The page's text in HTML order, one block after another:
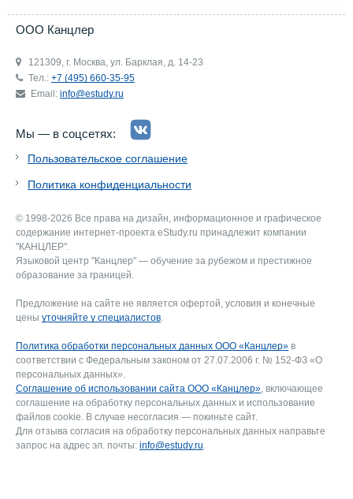
ООО Канцлер
121309, г. Москва, ул. Барклая, д. 14-23
Тел.: +7 (495) 660-35-95
Email: info@estudy.ru
Мы — в соцсетях:
Пользовательское соглашение
Политика конфиденциальности
© 1998-2026 Все права на дизайн, информационное и графическое
содержание интернет-проекта eStudy.ru принадлежит компании
"КАНЦЛЕР".
Языковой центр "Канцлер" — обучение за рубежом и престижное
образование за границей.
Предложение на сайте не является офертой, условия и конечные
цены уточняйте у специалистов.
Политика обработки персональных данных ООО «Канцлер» в
соответствии с Федеральным законом от 27.07.2006 г. № 152-ФЗ «О
персональных данных».
Соглашение об использовании сайта ООО «Канцлер», включающее
соглашение на обработку персональных данных и использование
файлов cookie. В случае несогласия — покиньте сайт.
Для отзыва согласия на обработку персональных данных направьте
запрос на адрес эл. почты: info@estudy.ru.